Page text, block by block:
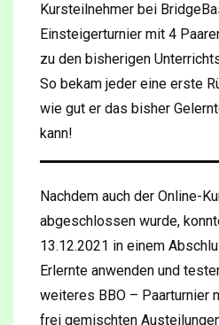
Kursteilnehmer bei
Einsteigerturnier mit 4
zu den bisherigen
So bekam jeder eine erste
wie gut er das bisher
kann!
Nachdem auch der Online-
abgeschlossen wurde,
13.12.2021 in einem
Erlernte anwenden und
weiteres BBO – Paarturnier
frei gemischten